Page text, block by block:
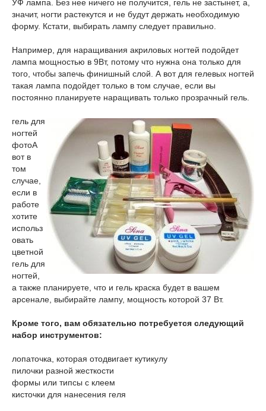
УФ лампа. Без нее ничего не получится, гель не застынет, а,
значит, ногти растекутся и не будут держать необходимую
форму. Кстати, выбирать лампу следует правильно.
Например, для наращивания акриловых ногтей подойдет
лампа мощностью в 9Вт, потому что нужна она только для
того, чтобы запечь финишный слой. А вот для гелевых ногтей
такая лампа подойдет только в том случае, если вы
постоянно планируете наращивать только прозрачный гель.
гель для
ногтей
фотоА
вот в
том
случае,
если в
работе
хотите
использ
овать
цветной
гель для
ногтей,
а также планируете, что и гель краска будет в вашем
арсенале, выбирайте лампу, мощность которой 37 Вт.
Кроме того, вам обязательно потребуется следующий
набор инструментов:
лопаточка, которая отодвигает кутикулу
пилочки разной жесткости
формы или типсы с клеем
кисточки для нанесения геля